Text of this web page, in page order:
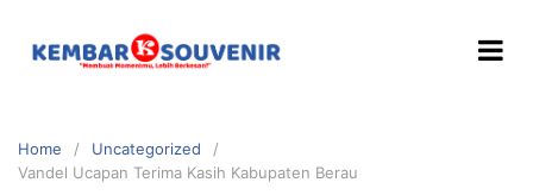
Home
Uncategorized
Vandel Ucapan Terima Kasih Kabupaten Berau